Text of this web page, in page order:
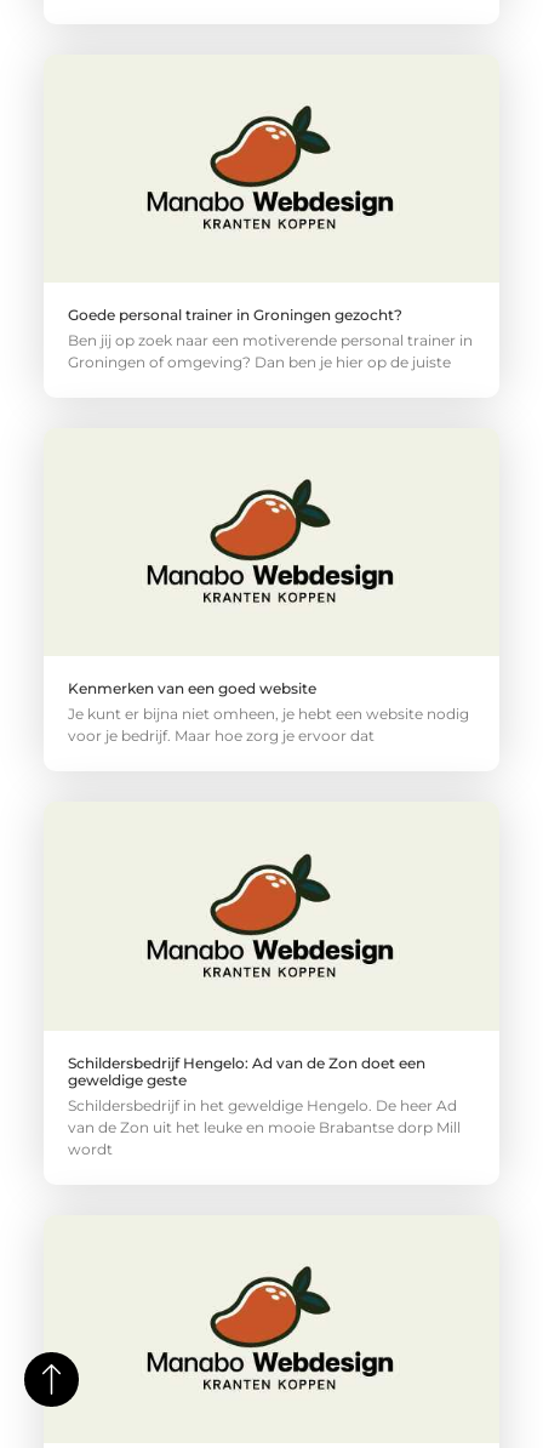
Goede personal trainer in Groningen gezocht?
Ben jij op zoek naar een motiverende personal trainer in
Groningen of omgeving? Dan ben je hier op de juiste
Kenmerken van een goed website
Je kunt er bijna niet omheen, je hebt een website nodig
voor je bedrijf. Maar hoe zorg je ervoor dat
Schildersbedrijf Hengelo: Ad van de Zon doet een
geweldige geste
Schildersbedrijf in het geweldige Hengelo. De heer Ad
van de Zon uit het leuke en mooie Brabantse dorp Mill
wordt